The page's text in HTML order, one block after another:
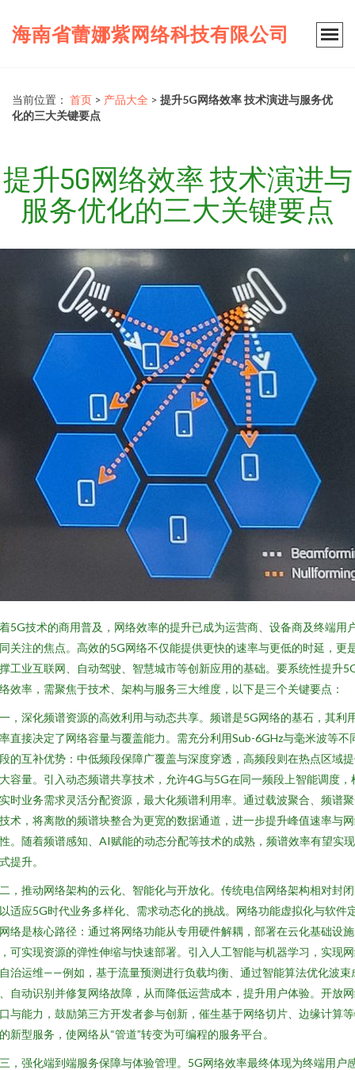
海南省蕾娜紫网络科技有限公司
当前位置： 首页 > 产品大全 > 提升5G网络效率 技术演进与服务优
化的三大关键要点
提升5G网络效率 技术演进与
服务优化的三大关键要点
5G技术的商用普及，网络效率的提升已成为运营商、设备商及终端用
关注的焦点。高效的5G网络不仅能提供更快的速率与更低的时延，更
工业互联网、自动驾驶、智慧城市等创新应用的基础。要系统性提升
效率，需聚焦于技术、架构与服务三大维度，以下是三个关键要点：
，深化频谱资源的高效利用与动态共享。频谱是5G网络的基石，其利
直接决定了网络容量与覆盖能力。需充分利用Sub-6GHz与毫米波等不
的互补优势：中低频段保障广覆盖与深度穿透，高频段则在热点区域
容量。引入动态频谱共享技术，允许4G与5G在同一频段上智能调度，
时业务需求灵活分配资源，最大化频谱利用率。通过载波聚合、频谱
术，将离散的频谱块整合为更宽的数据通道，进一步提升峰值速率与
。随着频谱感知、AI赋能的动态分配等技术的成熟，频谱效率有望实
提升。
，推动网络架构的云化、智能化与开放化。传统电信网络架构相对封
适应5G时代业务多样化、需求动态化的挑战。网络功能虚拟化与软件
络是核心路径：通过将网络功能从专用硬件解耦，部署在云化基础设施
可实现资源的弹性伸缩与快速部署。引入人工智能与机器学习，实现
治运维——例如，基于流量预测进行负载均衡、通过智能算法优化波束
自动识别并修复网络故障，从而降低运营成本，提升用户体验。开放
与能力，鼓励第三方开发者参与创新，催生基于网络切片、边缘计算
新型服务，使网络从“管道”转变为可编程的服务平台。
，强化端到端服务保障与体验管理。5G网络效率最终体现为终端用户